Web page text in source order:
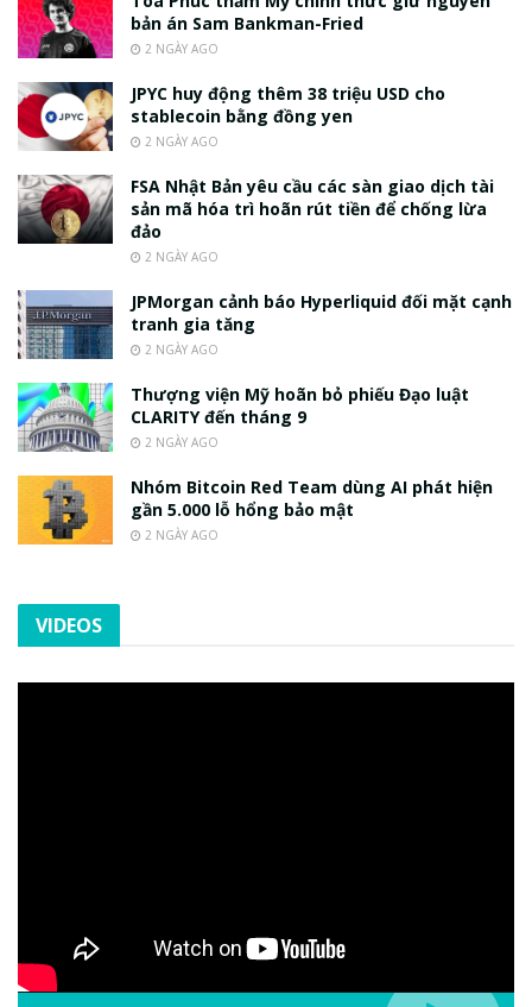
bản án Sam Bankman-Fried
2 NGÀY AGO
JPYC huy động thêm 38 triệu USD cho
stablecoin bằng đồng yen
2 NGÀY AGO
FSA Nhật Bản yêu cầu các sàn giao dịch tài
sản mã hóa trì hoãn rút tiền để chống lừa
đảo
2 NGÀY AGO
JPMorgan cảnh báo Hyperliquid đối mặt cạnh
tranh gia tăng
2 NGÀY AGO
Thượng viện Mỹ hoãn bỏ phiếu Đạo luật
CLARITY đến tháng 9
2 NGÀY AGO
Nhóm Bitcoin Red Team dùng AI phát hiện
gần 5.000 lỗ hổng bảo mật
2 NGÀY AGO
VIDEOS